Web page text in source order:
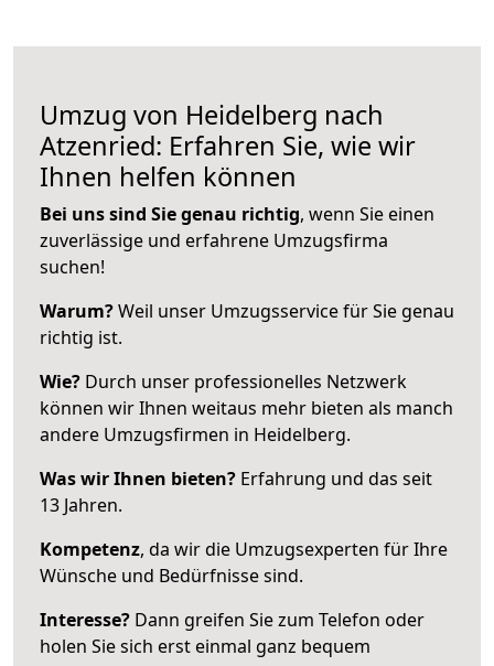
Umzug von Heidelberg nach
Atzenried: Erfahren Sie, wie wir
Ihnen helfen können
Bei uns sind Sie genau richtig, wenn Sie einen
zuverlässige und erfahrene Umzugsfirma
suchen!
Warum?Weil unser Umzugsservice für Sie genau
richtig ist.
Wie? Durch unser professionelles Netzwerk
können wir Ihnen weitaus mehr bieten als manch
andere Umzugsfirmen in Heidelberg.
Was wir Ihnen bieten? Erfahrung und das seit
13 Jahren.
Kompetenz, da wir die Umzugsexperten für Ihre
Wünsche und Bedürfnisse sind.
Interesse? Dann greifen Sie zum Telefon oder
holen Sie sich erst einmal ganz bequem